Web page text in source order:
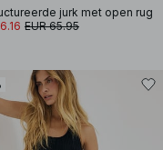
jurk met open rug
EUR 65.95